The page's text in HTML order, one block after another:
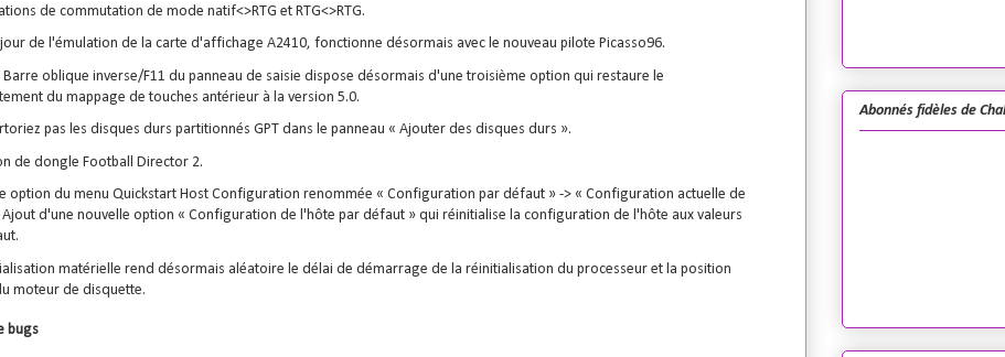
de commutation de mode natif<>RTG et RTG<>RTG.
de l'émulation de la carte d'affichage A2410, fonctionne désormais avec le nouveau pilote Picasso96.
oblique inverse/F11 du panneau de saisie dispose désormais d'une troisième option qui restaure le
du mappage de touches antérieur à la version 5.0.
pas les disques durs partitionnés GPT dans le panneau « Ajouter des disques durs ».
de dongle Football Director 2.
option du menu Quickstart Host Configuration renommée « Configuration par défaut » -> « Configuration actuelle de
d'une nouvelle option « Configuration de l'hôte par défaut » qui réinitialise la configuration de l'hôte aux valeurs
matérielle rend désormais aléatoire le délai de démarrage de la réinitialisation du processeur et la position
moteur de disquette.
bugs
Abonnés fidèles de